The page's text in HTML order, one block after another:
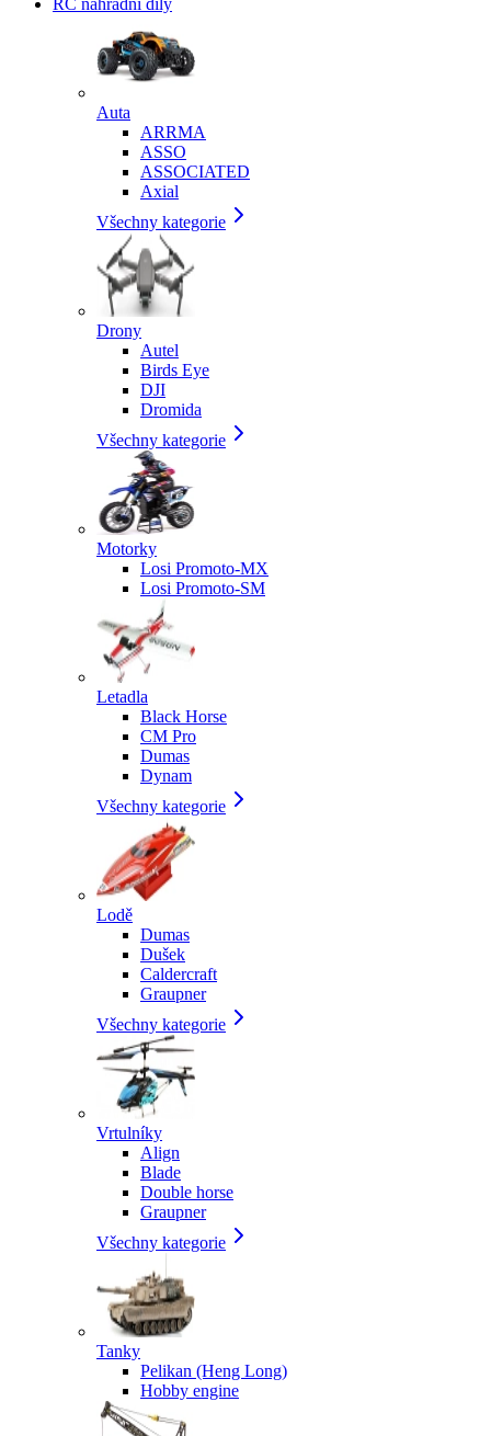
RC náhradní díly
Auta
ARRMA
ASSO
ASSOCIATED
Axial
Všechny kategorie
Drony
Autel
Birds Eye
DJI
Dromida
Všechny kategorie
Motorky
Losi Promoto-MX
Losi Promoto-SM
Letadla
Black Horse
CM Pro
Dumas
Dynam
Všechny kategorie
Lodě
Dumas
Dušek
Caldercraft
Graupner
Všechny kategorie
Vrtulníky
Align
Blade
Double horse
Graupner
Všechny kategorie
Tanky
Pelikan (Heng Long)
Hobby engine